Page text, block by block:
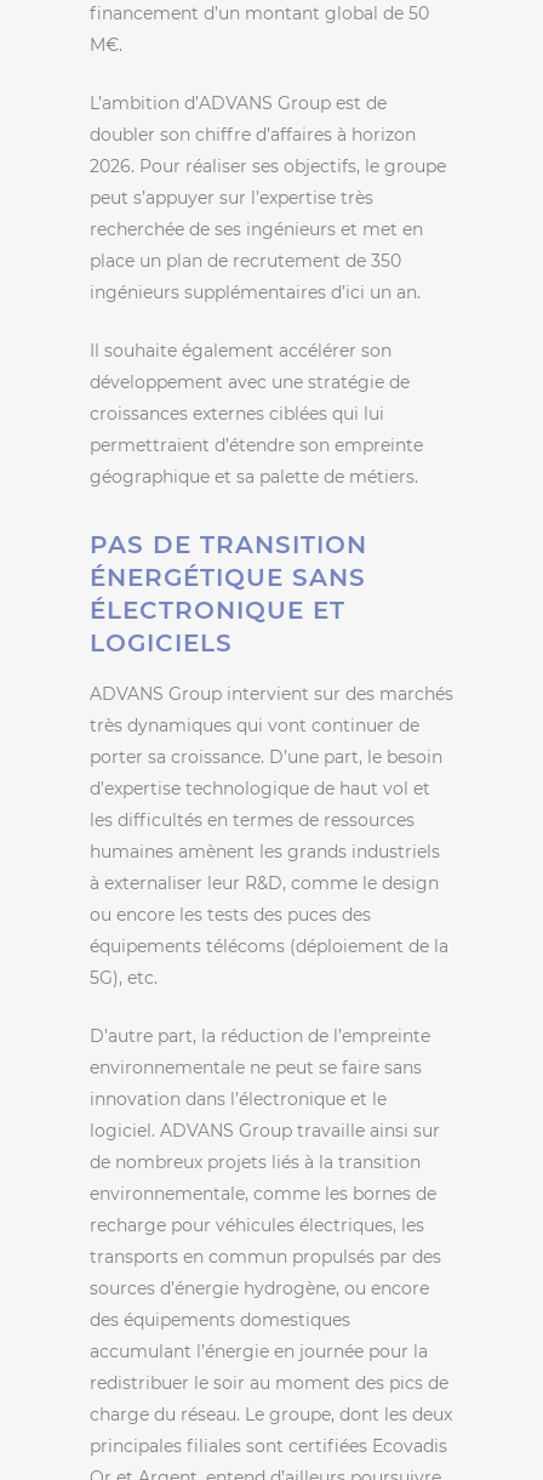
financement d’un montant global de 50
M€.
L’ambition d’ADVANS Group est de
doubler son chiffre d’affaires à horizon
2026. Pour réaliser ses objectifs, le groupe
peut s’appuyer sur l’expertise très
recherchée de ses ingénieurs et met en
place un plan de recrutement de 350
ingénieurs supplémentaires d’ici un an.
Il souhaite également accélérer son
développement avec une stratégie de
croissances externes ciblées qui lui
permettraient d’étendre son empreinte
géographique et sa palette de métiers.
PAS DE TRANSITION
ÉNERGÉTIQUE SANS
ÉLECTRONIQUE ET
LOGICIELS
ADVANS Group intervient sur des marchés
très dynamiques qui vont continuer de
porter sa croissance. D’une part, le besoin
d’expertise technologique de haut vol et
les difficultés en termes de ressources
humaines amènent les grands industriels
à externaliser leur R&D, comme le design
ou encore les tests des puces des
équipements télécoms (déploiement de la
5G), etc.
D’autre part, la réduction de l’empreinte
environnementale ne peut se faire sans
innovation dans l’électronique et le
logiciel. ADVANS Group travaille ainsi sur
de nombreux projets liés à la transition
environnementale, comme les bornes de
recharge pour véhicules électriques, les
transports en commun propulsés par des
sources d’énergie hydrogène, ou encore
des équipements domestiques
accumulant l’énergie en journée pour la
redistribuer le soir au moment des pics de
charge du réseau. Le groupe, dont les deux
principales filiales sont certifiées Ecovadis